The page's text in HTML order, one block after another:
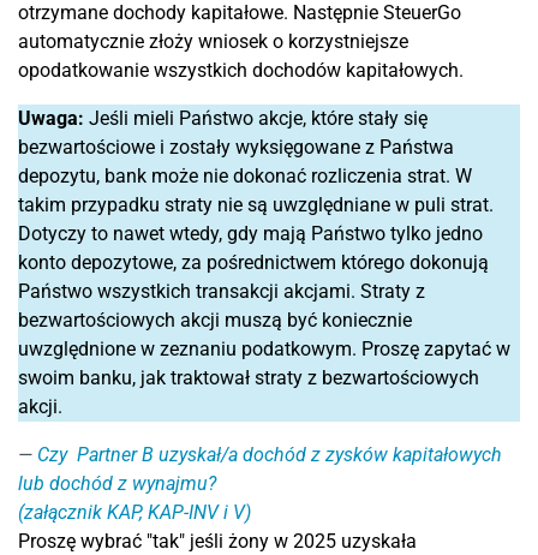
otrzymane dochody kapitałowe. Następnie SteuerGo
automatycznie złoży wniosek o korzystniejsze
opodatkowanie wszystkich dochodów kapitałowych.
Uwaga: Jeśli mieli Państwo akcje, które stały się
bezwartościowe i zostały wyksięgowane z Państwa
depozytu, bank może nie dokonać rozliczenia strat. W
takim przypadku straty nie są uwzględniane w puli strat.
Dotyczy to nawet wtedy, gdy mają Państwo tylko jedno
konto depozytowe, za pośrednictwem którego dokonują
Państwo wszystkich transakcji akcjami. Straty z
bezwartościowych akcji muszą być koniecznie
uwzględnione w zeznaniu podatkowym. Proszę zapytać w
swoim banku, jak traktował straty z bezwartościowych
akcji.
Czy Partner B uzyskał/a dochód z zysków kapitałowych
lub dochód z wynajmu?
(załącznik KAP, KAP-INV i V)
Proszę wybrać "tak" jeśli żony w 2025 uzyskała